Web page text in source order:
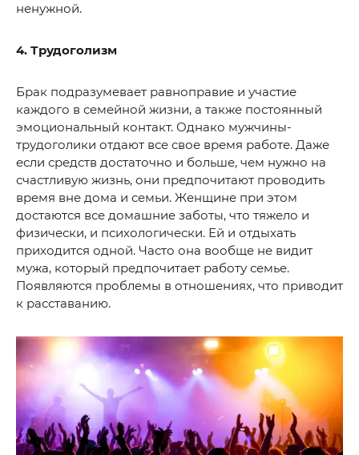
ненужной.
4. Трудоголизм
Брак подразумевает равноправие и участие
каждого в семейной жизни, а также постоянный
эмоциональный контакт. Однако мужчины-
трудоголики отдают все свое время работе. Даже
если средств достаточно и больше, чем нужно на
счастливую жизнь, они предпочитают проводить
время вне дома и семьи. Женщине при этом
достаются все домашние заботы, что тяжело и
физически, и психологически. Ей и отдыхать
приходится одной. Часто она вообще не видит
мужа, который предпочитает работу семье.
Появляются проблемы в отношениях, что приводит
к расставанию.